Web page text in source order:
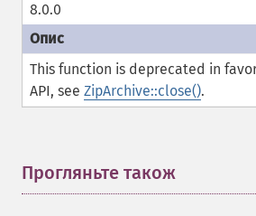
8.0.0
This function is deprecated in
API, see ZipArchive::close().
Прогляньте також